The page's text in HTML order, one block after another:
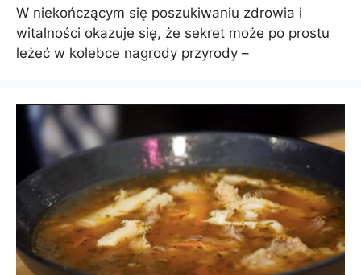
W niekończącym się poszukiwaniu zdrowia i
witalności okazuje się, że sekret może po prostu
leżeć w kolebce nagrody przyrody –